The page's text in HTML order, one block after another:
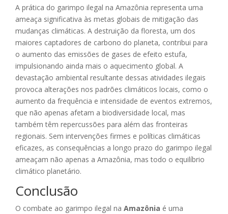
A prática do garimpo ilegal na Amazônia representa uma
ameaça significativa às metas globais de mitigação das
mudanças climáticas. A destruição da floresta, um dos
maiores captadores de carbono do planeta, contribui para
o aumento das emissões de gases de efeito estufa,
impulsionando ainda mais o aquecimento global. A
devastação ambiental resultante dessas atividades ilegais
provoca alterações nos padrões climáticos locais, como o
aumento da frequência e intensidade de eventos extremos,
que não apenas afetam a biodiversidade local, mas
também têm repercussões para além das fronteiras
regionais. Sem intervenções firmes e políticas climáticas
eficazes, as consequências a longo prazo do garimpo ilegal
ameaçam não apenas a Amazônia, mas todo o equilíbrio
climático planetário.
Conclusão
O combate ao garimpo ilegal na Amazônia é uma